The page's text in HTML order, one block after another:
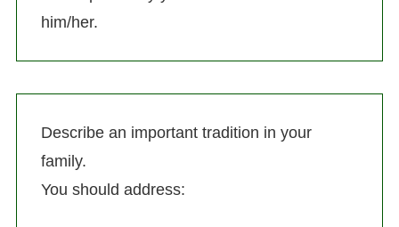
him/her.
Describe an important tradition in your
family.
You should address: